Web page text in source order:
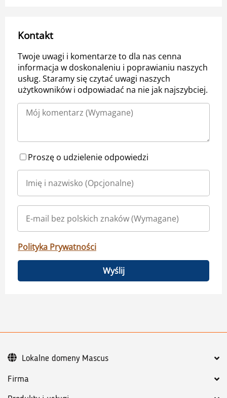
Kontakt
Twoje uwagi i komentarze to dla nas cenna
informacja w doskonaleniu i poprawianiu naszych
usług. Staramy się czytać uwagi naszych
użytkowników i odpowiadać na nie jak najszybciej.
Proszę o udzielenie odpowiedzi
Polityka Prywatności
Wyślij
Firma
Lokalne domeny Mascus